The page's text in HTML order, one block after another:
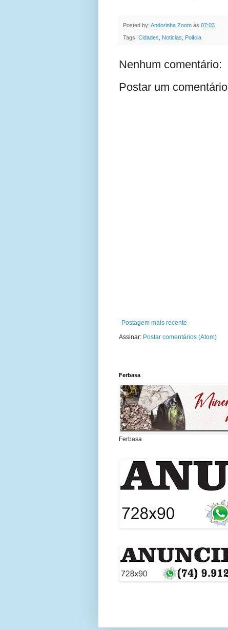
Posted by: Andorinha Zoom às 07:03
Tags: Cidades Noticias Polícia
Nenhum comentário:
Postar um comentário
Postagem mais recente
Assinar: Postar comentários (Atom)
Ferbasa
Ferbasa